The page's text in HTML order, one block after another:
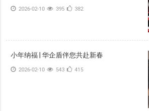
2026-02-10 395 382
小年纳福 | 华企盾伴您共赴新春
2026-02-10 543 415